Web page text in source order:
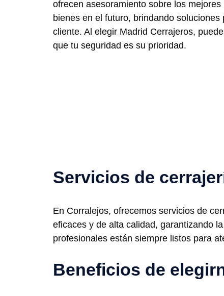
ofrecen asesoramiento sobre los
bienes en el futuro, brindando
cliente. Al elegir Madrid Cerrajeros,
que tu seguridad es su prioridad.
Servicios de
En Corralejos, ofrecemos servicios de
eficaces y de alta calidad, garantizando
profesionales están siempre listos para
Beneficios de